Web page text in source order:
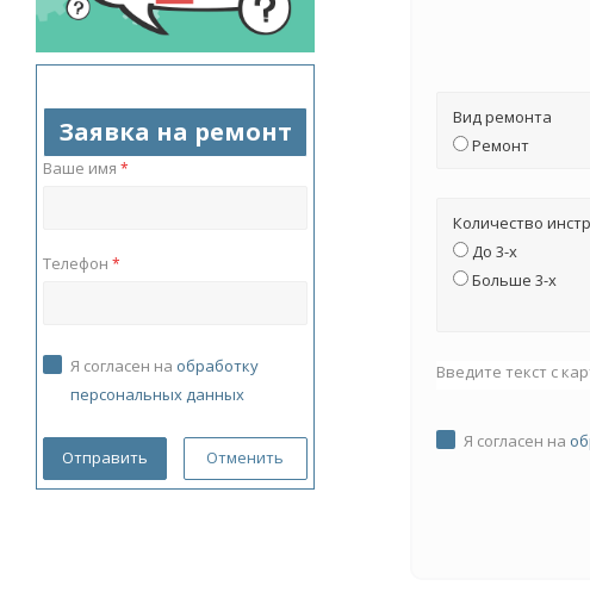
Вид ремонта
Ремонт
Количество
До 3-х
Больше 3-х
Введите текст с
Я согласен на
Заявка на ремонт
Ваше имя *
Телефон *
Я согласен на обработку
персональных данных
Отменить